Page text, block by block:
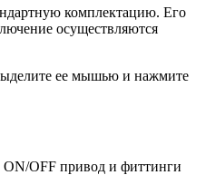
комплектацию. Его
осуществляются
ее мышью и нажмите
ON/OFF привод и фиттинги